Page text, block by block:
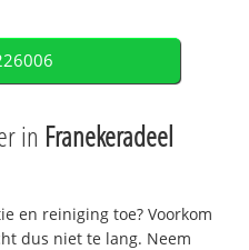
in Franekeradeel
en reiniging toe? Voorkom
dus niet te lang. Neem